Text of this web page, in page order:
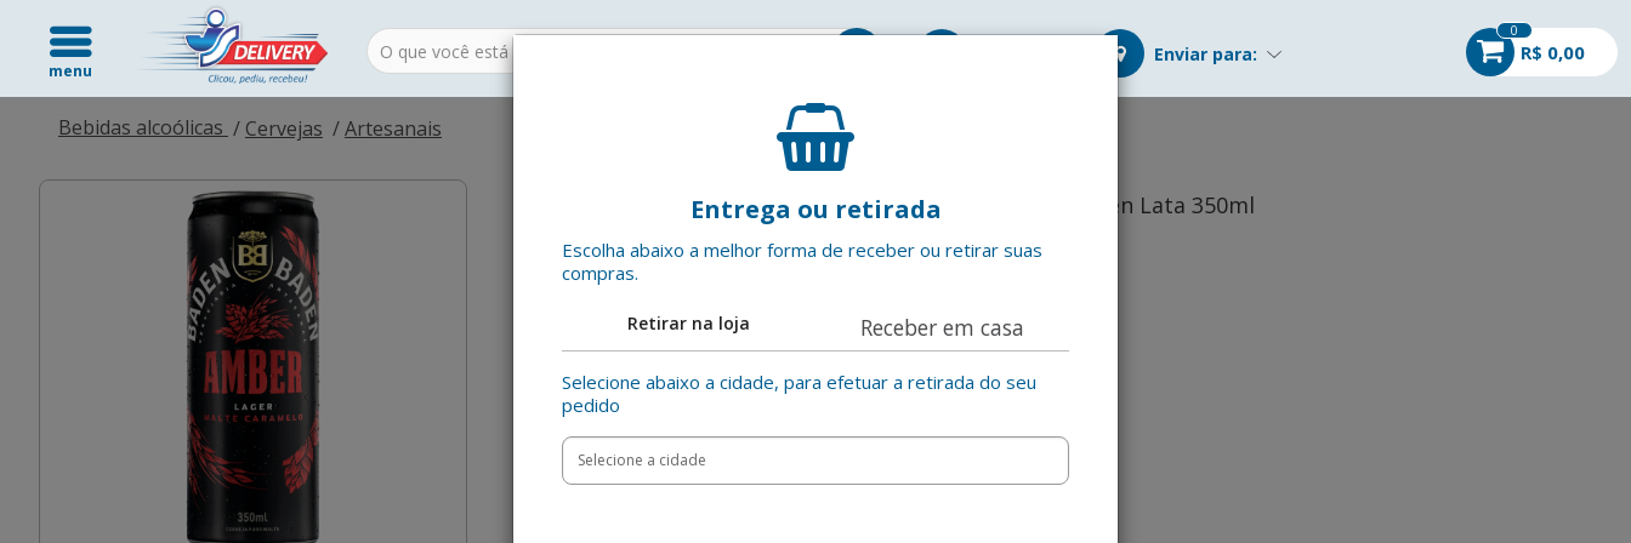
menu
Enviar para:
0
R$ 0,00
Entrega ou retirada
Escolha abaixo a melhor forma de receber ou retirar suas
compras.
Retirar na loja Receber em casa
Selecione abaixo a cidade, para efetuar a retirada do seu
pedido
Bebidas alcoólicas Cervejas Artesanais
Cerveja Amber Lager Puro Malte Caramelo Baden Baden Lata 350ml
Add
to
cart
Product
ActionsAdicionar